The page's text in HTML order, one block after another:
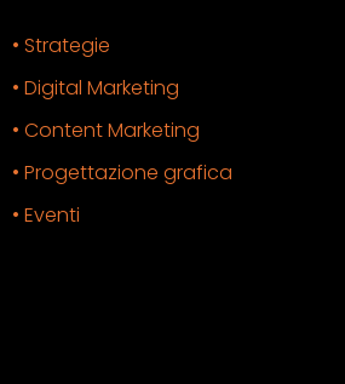
• Strategie
• Digital Marketing
• Content Marketing
• Progettazione grafica
• Eventi